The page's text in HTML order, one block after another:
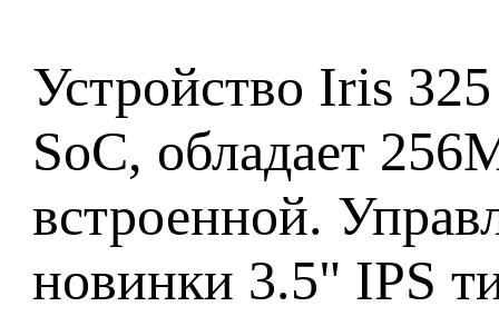
Устройство Iris
SoC, обладает
встроенной.
новинки 3.5" IPS